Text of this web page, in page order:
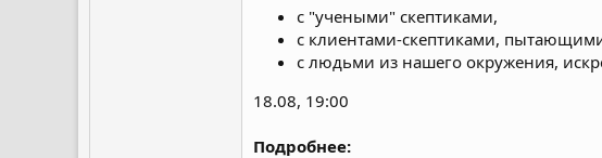
с "учеными" скептиками,
с клиентами-скептиками,
с людьми из нашего окружения,
18.08, 19:00
Подробнее: